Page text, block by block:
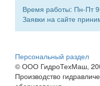
Время работы: Пн-Пт
Заявки на сайте
Персональный раздел
© ООО ГидроТехМаш,
Производство